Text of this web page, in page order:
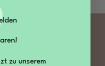
zu unserem